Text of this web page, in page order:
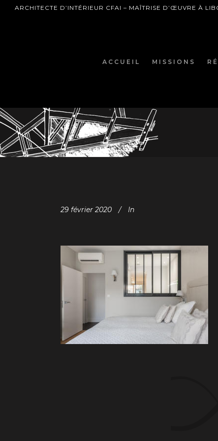
ARCHITECTE D’INTÉRIEUR CFAI – MAÎTRISE D’ŒUVRE À
ACCUEIL MISSIONS
29 février 2020 In